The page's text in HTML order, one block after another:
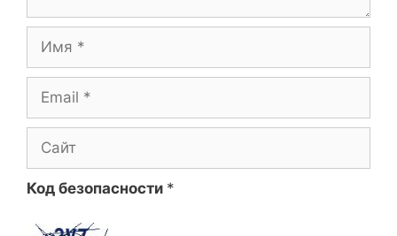
Имя
Email
Сайт
Код безопасности *